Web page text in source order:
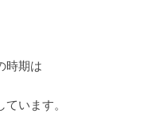
時期は
います。